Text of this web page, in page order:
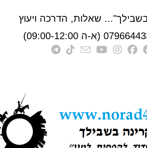
שאלות, הדרכה ויעוץ